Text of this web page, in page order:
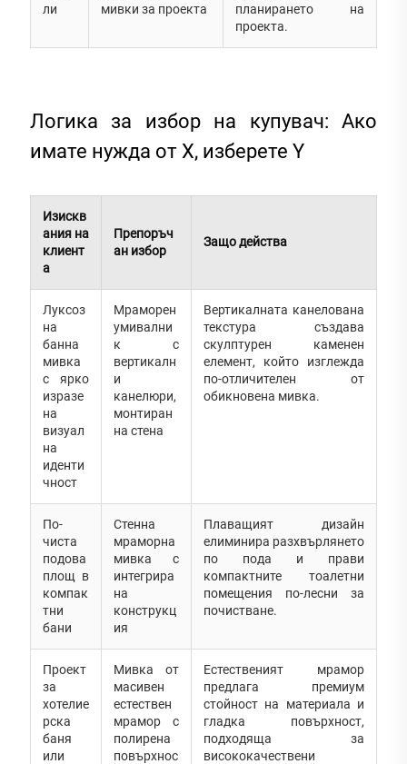
ли
мивки за проекта
планирането на
проекта.
Логика за избор на купувач: Ако
имате нужда от X, изберете Y
Изискв
ания на
клиент
а
Препоръч
ан избор
Защо действа
Луксоз
на
банна
мивка
с ярко
изразе
на
визуал
на
иденти
чност
Мраморен
умивални
к с
вертикалн
и
канелюри,
монтиран
на стена
Вертикалната канелована
текстура създава
скулптурен каменен
елемент, който изглежда
по-отличителен от
обикновена мивка.
По-
чиста
подова
площ в
компак
тни
бани
Стенна
мраморна
мивка с
интегрира
на
конструкц
ия
Плаващият дизайн
елиминира разхвърлянето
по пода и прави
компактните тоалетни
помещения по-лесни за
почистване.
Проект
за
хотелие
рска
баня
или
Мивка от
масивен
естествен
мрамор с
полирена
повърхнос
Естественият мрамор
предлага премиум
стойност на материала и
гладка повърхност,
подходяща за
висококачествени